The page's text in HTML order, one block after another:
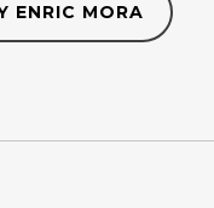
ENRIC MORA